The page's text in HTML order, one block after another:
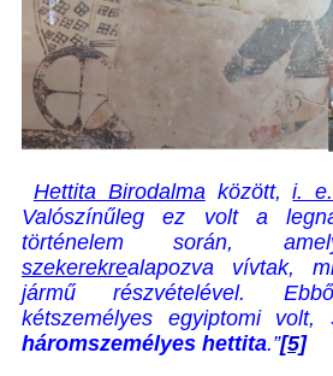
Hettita Birodalma között,i.
Valószínűleg ez volt a
történelem során,
szekerekrealapozva vívtak,
jármű részvételével.
kétszemélyes egyiptomi
háromszemélyes hettita.”[5]